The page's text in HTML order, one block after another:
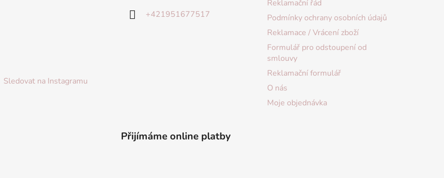
Sledovat na Instagramu
+421951677517
Reklamační řád
Podmínky ochrany osobních údajů
Reklamace / Vrácení zboží
Formulář pro odstoupení od
smlouvy
Reklamační formulář
O nás
Moje objednávka
Přijímáme online platby